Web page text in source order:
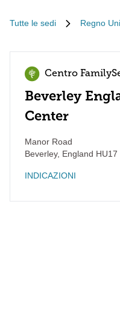
Tutte le sedi Regno
Centro
Beverley
Center
Manor Road
Beverley, England HU17
INDICAZIONI